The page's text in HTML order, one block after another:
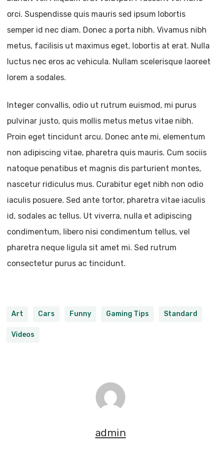
orci. Suspendisse quis mauris sed ipsum lobortis
semper id nec diam. Donec a porta nibh. Vivamus nibh
metus, facilisis ut maximus eget, lobortis at erat. Nulla
luctus nec eros ac vehicula. Nullam scelerisque laoreet
lorem a sodales.
Integer convallis, odio ut rutrum euismod, mi purus
pulvinar justo, quis mollis metus metus vitae nibh.
Proin eget tincidunt arcu. Donec ante mi, elementum
non adipiscing vitae, pharetra quis mauris. Cum sociis
natoque penatibus et magnis dis parturient montes,
nascetur ridiculus mus. Curabitur eget nibh non odio
iaculis posuere. Sed ante tortor, pharetra vitae iaculis
id, sodales ac tellus. Ut viverra, nulla et adipiscing
condimentum, libero nisi condimentum tellus, vel
pharetra neque ligula sit amet mi. Sed rutrum
consectetur purus ac tincidunt.
Art Cars Funny Gaming Tips Standard
Videos
admin